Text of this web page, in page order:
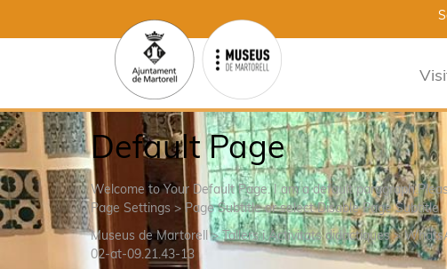
Default Page
Welcome to Your Default Page. I am a default
Page Settings > Page Subtitle or select Disable Page Subtitle
Museus de Martorell>Tallers i Activitats didàctiques>
02-at-09.21.43-13